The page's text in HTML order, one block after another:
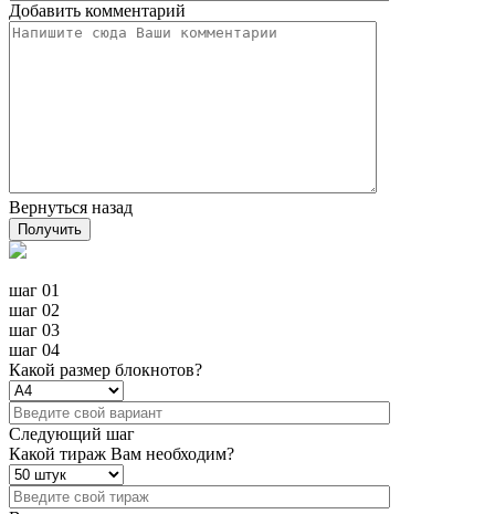
Добавить комментарий
Вернуться назад
Получить
шаг 01
шаг 02
шаг 03
шаг 04
Какой размер блокнотов?
Следующий шаг
Какой тираж Вам необходим?